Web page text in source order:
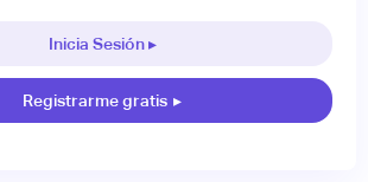
Inicia Sesión ▸
Registrarme gratis ▸